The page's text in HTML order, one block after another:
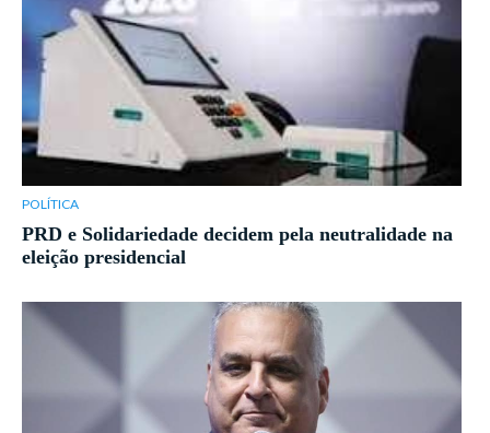
POLÍTICA
PRD e Solidariedade decidem pela neutralidade na
eleição presidencial